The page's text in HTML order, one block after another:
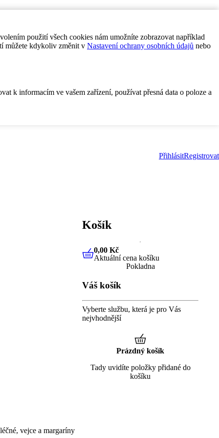
použití všech cookies nám umožníte zobrazovat například
můžete kdykoliv změnit v Nastavení ochrany osobních údajů nebo
k informacím ve vašem zařízení, používat přesná data o poloze a
PřihlásitRegistrovat
vejce a margaríny
Košík
0,00 KčAktuální cena košíku
0,00 Kč
Aktuální cena košíku
Pokladna
Váš košík
Vyberte službu, která je pro Vás
nejvhodnější
Prázdný košík
Tady uvidíte položky přidané do
košíku